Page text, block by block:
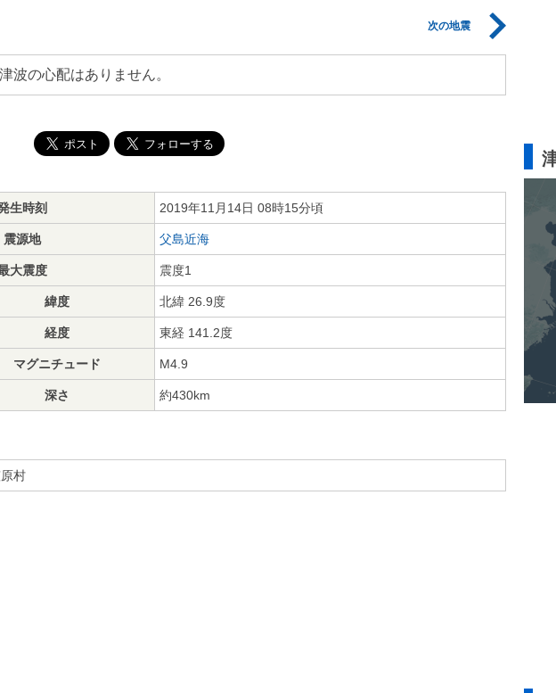
次の地震
波の心配はありません。
生時刻 2019年11月14日 08時15分頃
震源地 父島近海
大震度 震度1
緯度 北緯 26.9度
経度 東経 141.2度
マグニチュード M4.9
深さ 約430km
村